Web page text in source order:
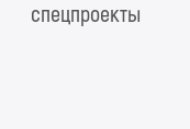
спецпроекты